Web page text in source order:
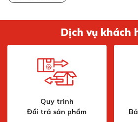
Dịch vụ khách
Quy trình
Đổi trả sản phẩm